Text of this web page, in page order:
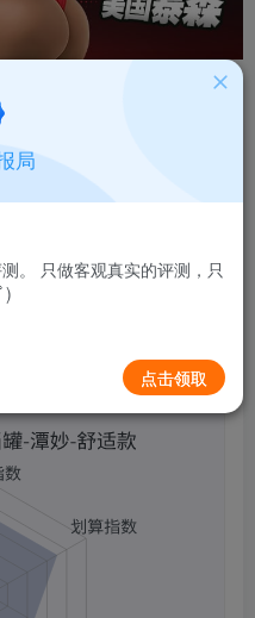
慢玩飞机杯测评报告
关注 私信
罐-潭妙-舒适款
局
。 只做客观真实的评测，只
)
点击领取